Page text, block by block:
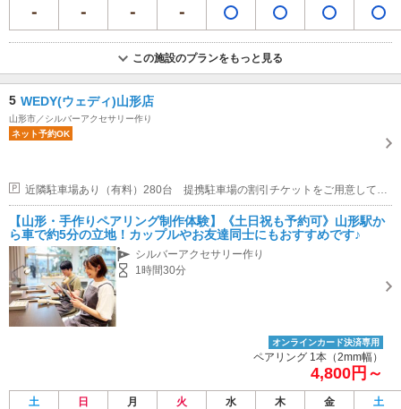
この施設のプランをもっと見る
5 WEDY(ウェディ)山形店
山形市／シルバーアクセサリー作り
ネット予約OK
近隣駐車場あり（有料）280台 提携駐車場の割引チケットをご用意しております。
【山形・手作りペアリング制作体験】《土日祝も予約可》山形駅か
ら車で約5分の立地！カップルやお友達同士にもおすすめです♪
シルバーアクセサリー作り
1時間30分
オンラインカード決済専用
ペアリング 1本（2mm幅）
4,800円～
土 日 月 火 水 木 金
土